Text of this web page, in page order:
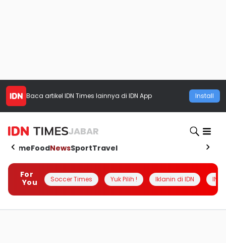
Baca artikel IDN Times lainnya di IDN App Install
JABAR
HomeFoodNewsSportTravel
For
You
Soccer Times Yuk Pilih ! Iklanin di IDN